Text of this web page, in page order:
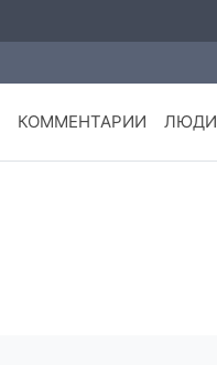
КОММЕНТАРИИ ЛЮДИ